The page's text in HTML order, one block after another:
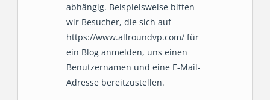
abhängig. Beispielsweise bitten
wir Besucher, die sich auf
https://www.allroundvp.com/ für
ein Blog anmelden, uns einen
Benutzernamen und eine E-Mail-
Adresse bereitzustellen.